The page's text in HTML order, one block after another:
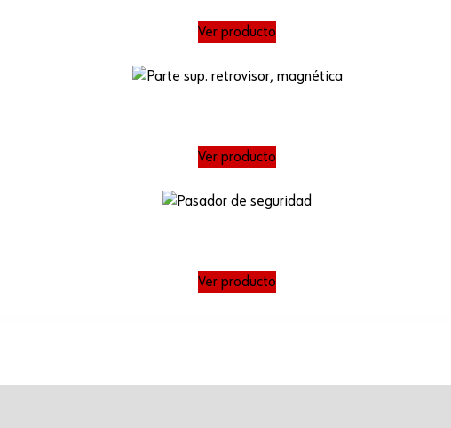
Ver producto
Ver producto
Ver producto